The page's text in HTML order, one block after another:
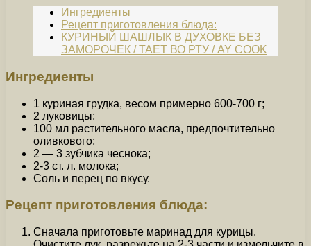
Ингредиенты
Рецепт приготовления блюда:
КУРИНЫЙ ШАШЛЫК В ДУХОВКЕ БЕЗ
ЗАМОРОЧЕК / ТАЕТ ВО РТУ / AY COOK
Ингредиенты
1 куриная грудка, весом примерно 600-700 г;
2 луковицы;
100 мл растительного масла, предпочтительно
оливкового;
2 — 3 зубчика чеснока;
2-3 ст. л. молока;
Соль и перец по вкусу.
Рецепт приготовления блюда:
Сначала приготовьте маринад для курицы.